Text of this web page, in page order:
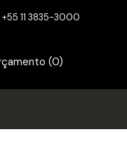
+55 11 3835-3000
(0)